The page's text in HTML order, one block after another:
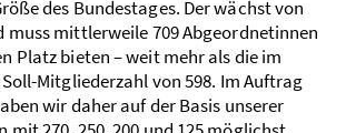
des Bundes­tages. Der wächst von
muss mittlerweile 709 Abgeordnetinnen
Platz bieten – weit mehr als die im
Mitglieder­zahl von 598. Im Auftrag
wir daher auf der Basis unserer